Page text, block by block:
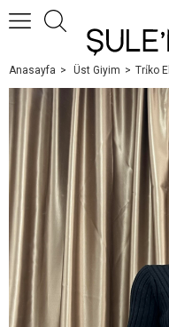
Üye Girişi
Anasayfa Üst Giyim Tri̇ko